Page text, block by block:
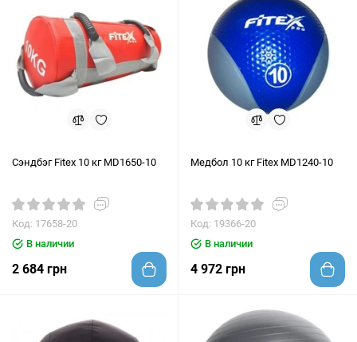
Сэндбэг Fitex 10 кг MD1650-10
Код: 17658-20
В наличии
2 684 грн
Медбол 10 кг Fitex MD1240-10
Код: 19366-20
В наличии
4 972 грн